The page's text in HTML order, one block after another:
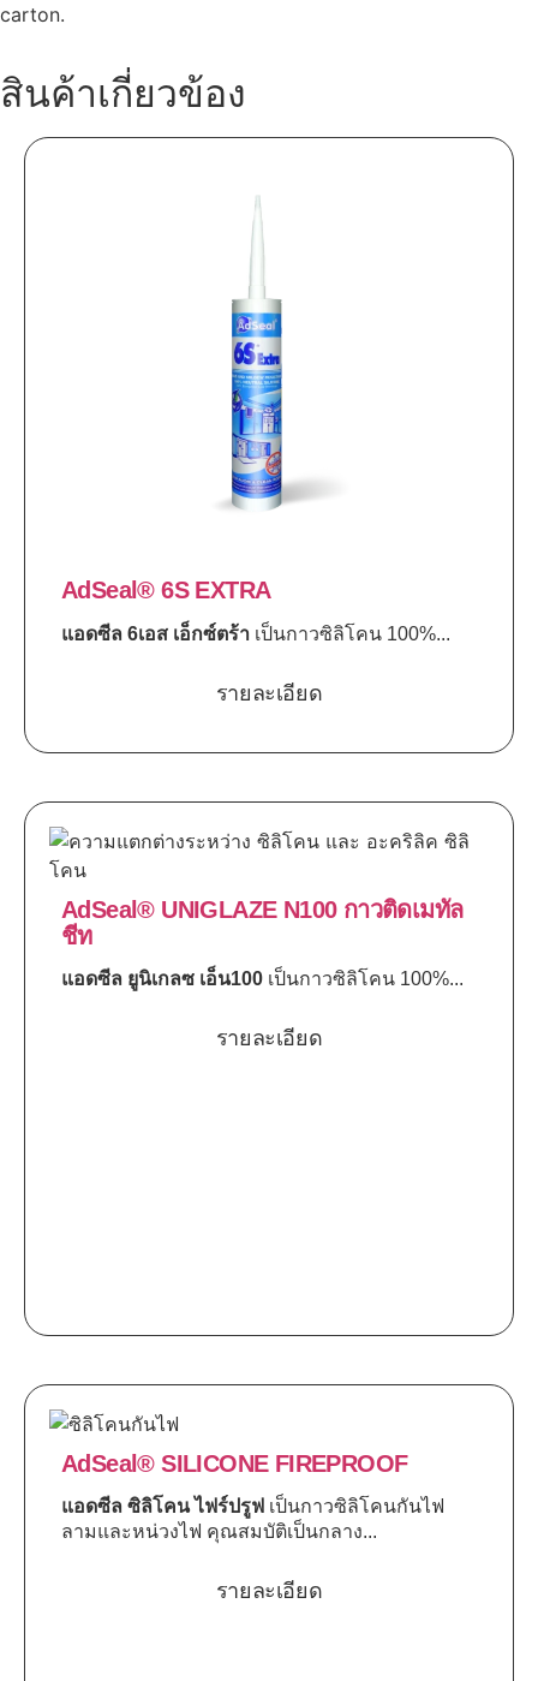
carton.
สินค้าเกี่ยวข้อง
AdSeal® 6S EXTRA
แอดซีล 6เอส เอ็กซ์ตร้า เป็นกาวซิลิโคน 100%...
รายละเอียด
AdSeal® UNIGLAZE N100 กาวติดเมทัล
ชีท
แอดซีล ยูนิเกลซ เอ็น100 เป็นกาวซิลิโคน 100%...
รายละเอียด
AdSeal® SILICONE FIREPROOF
แอดซีล ซิลิโคน ไฟร์ปรูฟ เป็นกาวซิลิโคนกันไฟ
ลามและหน่วงไฟ คุณสมบัติเป็นกลาง...
รายละเอียด